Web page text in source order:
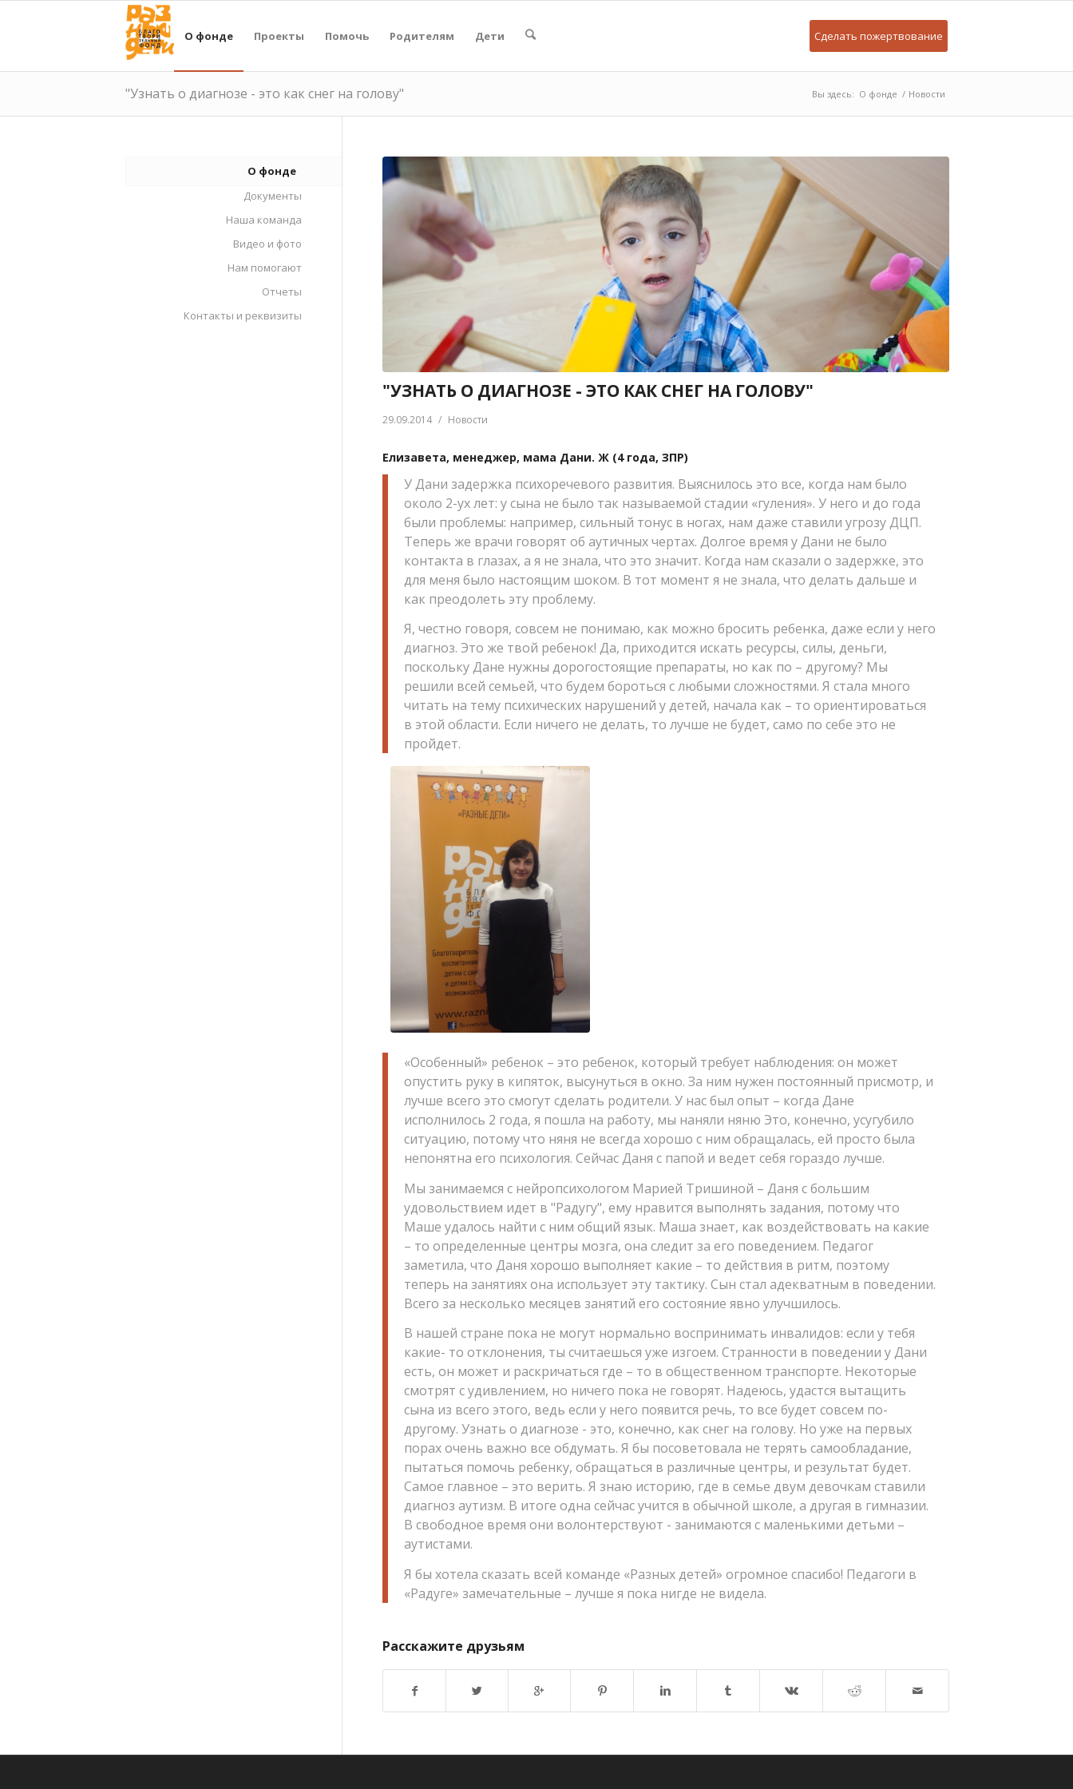
О фонде Проекты Помочь Родителям Дети Сделать пожертвование
"Узнать о диагнозе - это как снег на голову" Вы здесь: О фонде / Новости
О фонде
Документы
Наша команда
Видео и фото
Нам помогают
Отчеты
Контакты и реквизиты
"УЗНАТЬ О ДИАГНОЗЕ - ЭТО КАК СНЕГ НА ГОЛОВУ"
29.09.2014 / Новости
Елизавета, менеджер, мама Дани. Ж (4 года, ЗПР)
У Дани задержка психоречевого развития. Выяснилось это все, когда нам было
около 2-ух лет: у сына не было так называемой стадии «гуления». У него и до года
были проблемы: например, сильный тонус в ногах, нам даже ставили угрозу ДЦП.
Теперь же врачи говорят об аутичных чертах. Долгое время у Дани не было
контакта в глазах, а я не знала, что это значит. Когда нам сказали о задержке, это
для меня было настоящим шоком. В тот момент я не знала, что делать дальше и
как преодолеть эту проблему.
Я, честно говоря, совсем не понимаю, как можно бросить ребенка, даже если у него
диагноз. Это же твой ребенок! Да, приходится искать ресурсы, силы, деньги,
поскольку Дане нужны дорогостоящие препараты, но как по – другому? Мы
решили всей семьей, что будем бороться с любыми сложностями. Я стала много
читать на тему психических нарушений у детей, начала как – то ориентироваться
в этой области. Если ничего не делать, то лучше не будет, само по себе это не
пройдет.
«Особенный» ребенок – это ребенок, который требует наблюдения: он может
опустить руку в кипяток, высунуться в окно. За ним нужен постоянный присмотр, и
лучше всего это смогут сделать родители. У нас был опыт – когда Дане
исполнилось 2 года, я пошла на работу, мы наняли няню Это, конечно, усугубило
ситуацию, потому что няня не всегда хорошо с ним обращалась, ей просто была
непонятна его психология. Сейчас Даня с папой и ведет себя гораздо лучше.
Мы занимаемся с нейропсихологом Марией Тришиной – Даня с большим
удовольствием идет в "Радугу", ему нравится выполнять задания, потому что
Маше удалось найти с ним общий язык. Маша знает, как воздействовать на какие
– то определенные центры мозга, она следит за его поведением. Педагог
заметила, что Даня хорошо выполняет какие – то действия в ритм, поэтому
теперь на занятиях она использует эту тактику. Сын стал адекватным в поведении.
Всего за несколько месяцев занятий его состояние явно улучшилось.
В нашей стране пока не могут нормально воспринимать инвалидов: если у тебя
какие- то отклонения, ты считаешься уже изгоем. Странности в поведении у Дани
есть, он может и раскричаться где – то в общественном транспорте. Некоторые
смотрят с удивлением, но ничего пока не говорят. Надеюсь, удастся вытащить
сына из всего этого, ведь если у него появится речь, то все будет совсем по-
другому. Узнать о диагнозе - это, конечно, как снег на голову. Но уже на первых
порах очень важно все обдумать. Я бы посоветовала не терять самообладание,
пытаться помочь ребенку, обращаться в различные центры, и результат будет.
Самое главное – это верить. Я знаю историю, где в семье двум девочкам ставили
диагноз аутизм. В итоге одна сейчас учится в обычной школе, а другая в гимназии.
В свободное время они волонтерствуют - занимаются с маленькими детьми –
аутистами.
Я бы хотела сказать всей команде «Разных детей» огромное спасибо! Педагоги в
«Радуге» замечательные – лучше я пока нигде не видела.
Расскажите друзьям